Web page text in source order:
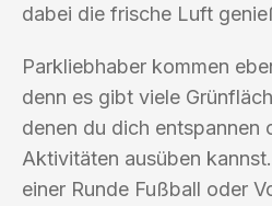
dabei die frische Luft
Parkliebhaber kommen
denn es gibt viele
denen du dich entspannen
Aktivitäten ausüben
einer Runde Fußball oder